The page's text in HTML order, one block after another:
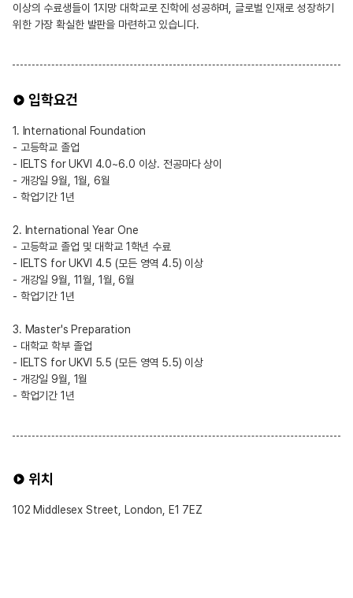
이상의 수료생들이 1지망 대학교로 진학에 성공하며, 글로벌 인재로 성장하기
위한 가장 확실한 발판을 마련하고 있습니다.
입학요건
1. International Foundation
- 고등학교 졸업
- IELTS for UKVI 4.0~6.0 이상. 전공마다 상이
- 개강일 9월, 1월, 6월
- 학업기간 1년
2. International Year One
- 고등학교 졸업 및 대학교 1학년 수료
- IELTS for UKVI 4.5 (모든 영역 4.5) 이상
- 개강일 9월, 11월, 1월, 6월
- 학업기간 1년
3. Master's Preparation
- 대학교 학부 졸업
- IELTS for UKVI 5.5 (모든 영역 5.5) 이상
- 개강일 9월, 1월
- 학업기간 1년
위치
102 Middlesex Street, London, E1 7EZ